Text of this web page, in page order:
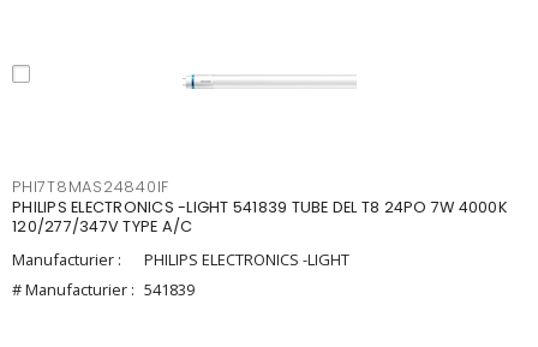
PHI7T8MAS24840IF
PHILIPS ELECTRONICS -LIGHT 541839 TUBE DEL T8 24PO 7W 4000K
120/277/347V TYPE A/C
Manufacturier :
PHILIPS ELECTRONICS -LIGHT
# Manufacturier : 541839